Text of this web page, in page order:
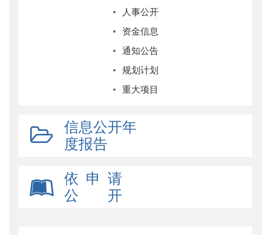
人事公开
资金信息
通知公告
规划计划
重大项目
信息公开年
度报告
依 申 请
公 开